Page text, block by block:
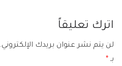
اترك تعليقاً
لن يتم نشر عنوان بريدك الإلكتروني.
بـ *